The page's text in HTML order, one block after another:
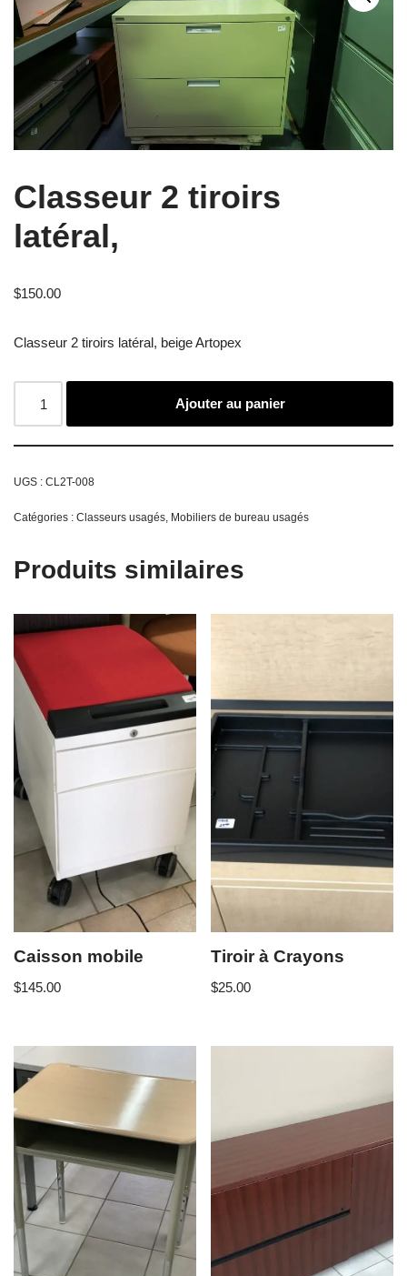
Classeur 2 tiroirs
latéral,
$150.00
Classeur 2 tiroirs latéral, beige Artopex
Ajouter au panier
UGS : CL2T-008
Catégories : Classeurs usagés, Mobiliers de bureau usagés
Produits similaires
Caisson mobile
$145.00
Tiroir à Crayons
$25.00